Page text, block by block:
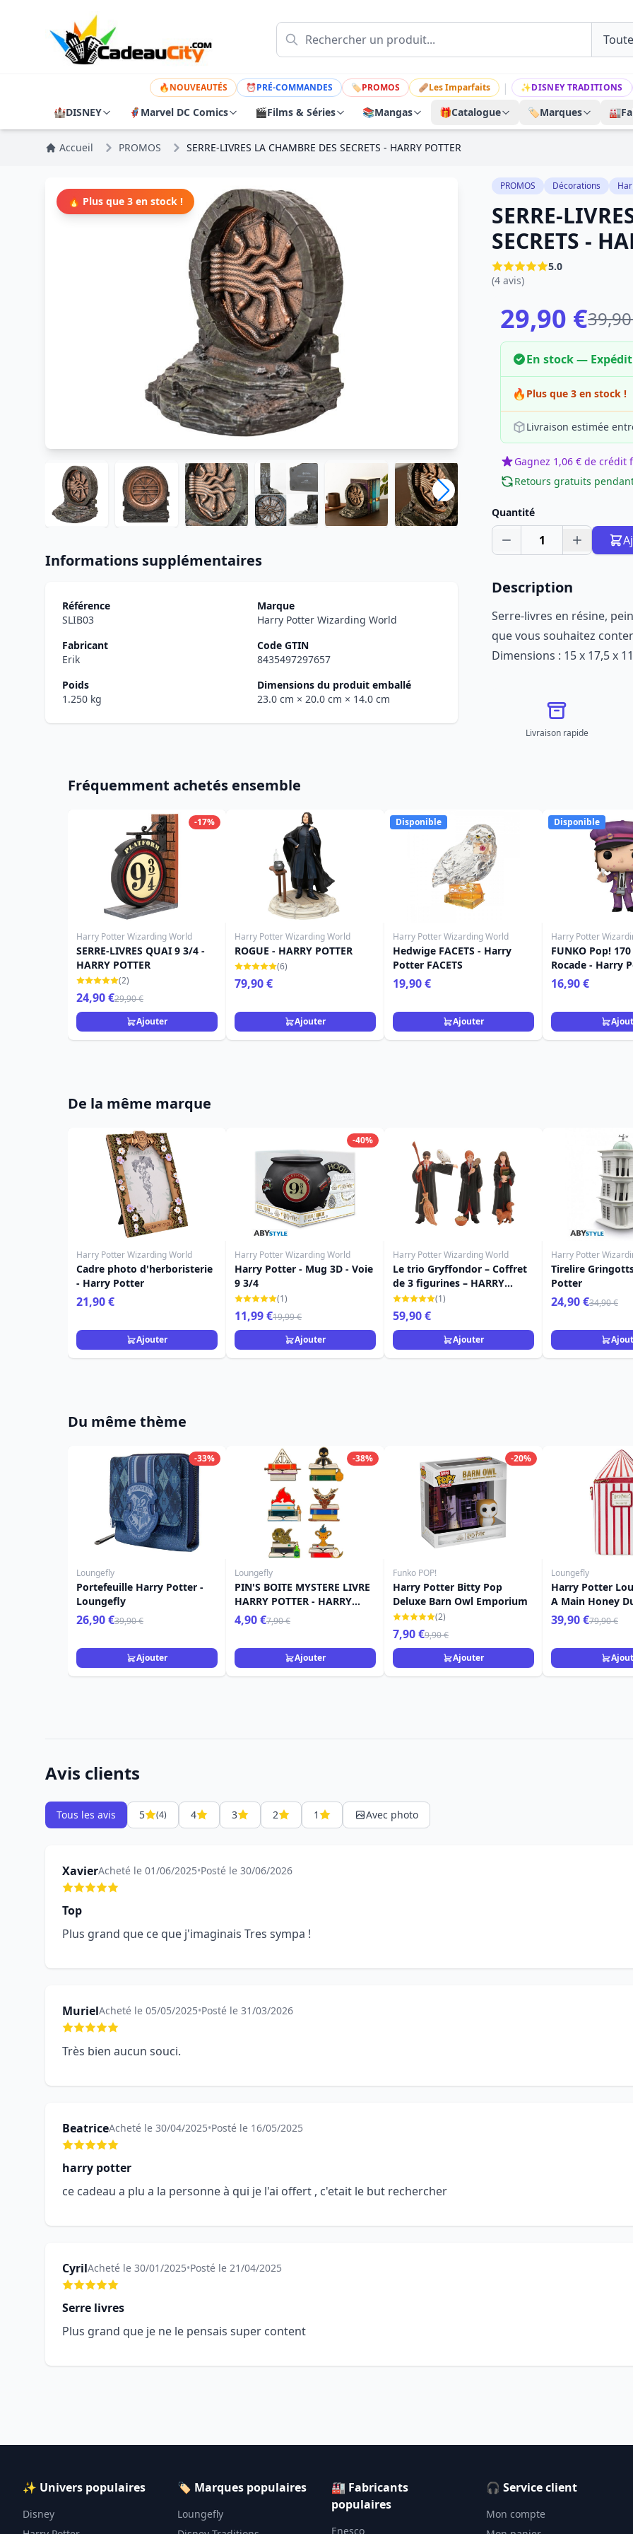
🔥NOUVEAUTÉS ⏰PRÉ-COMMANDES 🏷PROMOS 🩹Les Imparfaits | ✨DISNEY TRADITIONS
🏰DISNEY 🦸 Marvel DC Comics 🎬Films & Séries 📚Mangas 🎁Catalogue 🏷️Marques 🏭
Accueil PROMOS SERRE-LIVRES LA CHAMBRE DES SECRETS - HARRY POTTER
🔥 Plus que 3 en stock !
Informations supplémentaires
Référence
SLIB03
Marque
Harry Potter Wizarding World
Fabricant
Erik
Code GTIN
8435497297657
Poids
1.250 kg
Dimensions du produit emballé
23.0 cm × 20.0 cm × 14.0 cm
PROMOS Décorations
SERRE-
SECRETS -
5.0
(4 avis)
29,90 €
En stock —
🔥 Plus que 3 en stock !
Livraison estimée
Gagnez 1,06 € de crédit
Retours gratuits
Quantité
1
Description
Serre-livres en résine,
que vous souhaitez
Dimensions : 15 x 17,5 x
Livraison rapide
Fréquemment achetés ensemble
-17%
Harry Potter Wizarding World
SERRE-LIVRES QUAI 9 3/4 -
HARRY POTTER
(2)
24,90 €29,90 €
Ajouter
Harry Potter Wizarding World
ROGUE - HARRY POTTER
(6)
79,90 €
Ajouter
Disponible
Harry Potter Wizarding World
Hedwige FACETS - Harry
Potter FACETS
19,90 €
Ajouter
Disponible
Harry Potter
FUNKO Pop!
Rocade - Harry
16,90 €
De la même marque
Harry Potter Wizarding World
Cadre photo d'herboristerie
- Harry Potter
21,90 €
Ajouter
-40%
Harry Potter Wizarding World
Harry Potter - Mug 3D - Voie
9 3/4
(1)
11,99 €19,99 €
Ajouter
Harry Potter Wizarding World
Le trio Gryffondor – Coffret
de 3 figurines – HARRY
POTTER (1)
59,90 €
Ajouter
Harry Potter
Tirelire
Potter
24,90 €34,90 €
Du même thème
-33%
Loungefly
Portefeuille Harry Potter -
Loungefly
26,90 €39,90 €
Ajouter
-38%
Loungefly
PIN'S BOITE MYSTERE LIVRE
HARRY POTTER - HARRY
POTTER LOUNGEFLY
4,90 €7,90 €
Ajouter
-20%
Funko POP!
Harry Potter Bitty Pop
Deluxe Barn Owl Emporium
(2)
7,90 €9,90 €
Ajouter
Loungefly
Harry Potter
A Main Honey
les saveurs
39,90 €79,90 €
Avis clients
Tous les avis 5 (4) 4 3 2 1 Avec photo
XavierAcheté le 01/06/2025•Posté le 30/06/2026
Top
Plus grand que ce que j'imaginais Tres sympa !
MurielAcheté le 05/05/2025•Posté le 31/03/2026
Très bien aucun souci.
BeatriceAcheté le 30/04/2025•Posté le 16/05/2025
harry potter
ce cadeau a plu a la personne à qui je l'ai offert , c'etait le but rechercher
CyrilAcheté le 30/01/2025•Posté le 21/04/2025
Serre livres
Plus grand que je ne le pensais super content
✨ Univers populaires
Disney
🏷️ Marques populaires
Loungefly
🏭 Fabricants
populaires
Enesco
🎧 Service client
Mon compte